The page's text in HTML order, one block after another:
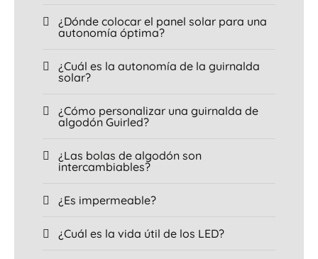
¿Dónde colocar el panel solar para una
autonomía óptima?
¿Cuál es la autonomía de la guirnalda
solar?
¿Cómo personalizar una guirnalda de
algodón Guirled?
¿Las bolas de algodón son
intercambiables?
¿Es impermeable?
¿Cuál es la vida útil de los LED?